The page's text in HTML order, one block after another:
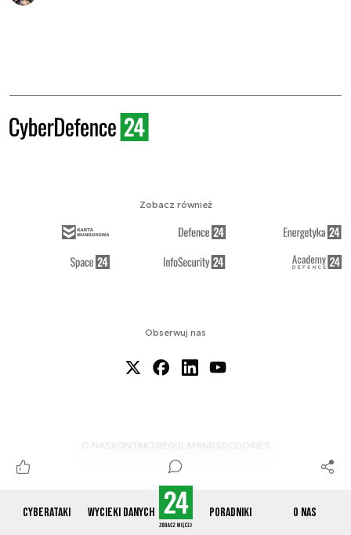
Cyberataki Wycieki danych Poradniki O nas
Obserwuj nas
O NAS KONTAKTREGULAMINRSS COOKIES
Zobacz również
© 2012-2026 CYBERDEFENCE24